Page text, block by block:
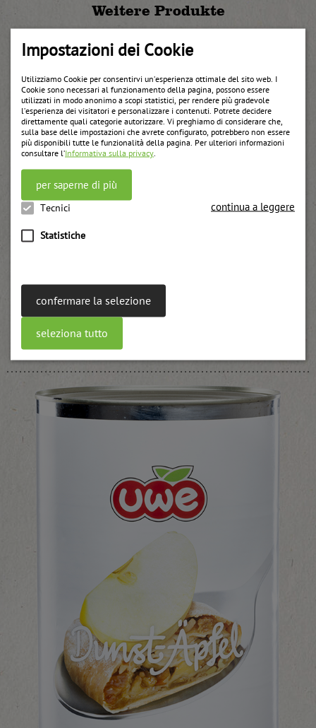
Impostazioni dei Cookie
Utilizziamo Cookie per consentirvi un’esperienza ottimale del sito web. I
Cookie sono necessari al funzionamento della pagina, possono essere
utilizzati in modo anonimo a scopi statistici, per rendere più gradevole
l’esperienza dei visitatori e personalizzare i contenuti. Potrete decidere
direttamente quali categorie autorizzare. Vi preghiamo di considerare che,
sulla base delle impostazioni che avrete configurato, potrebbero non essere
più disponibili tutte le funzionalità della pagina. Per ulteriori informazioni
consultare l’Informativa sulla privacy
per saperne di più
Tecnici
Statistiche
continua a leggere
confermare la selezione
seleziona tutto
Weitere Produkte
Confettura UWE di passata di prugne per cottura